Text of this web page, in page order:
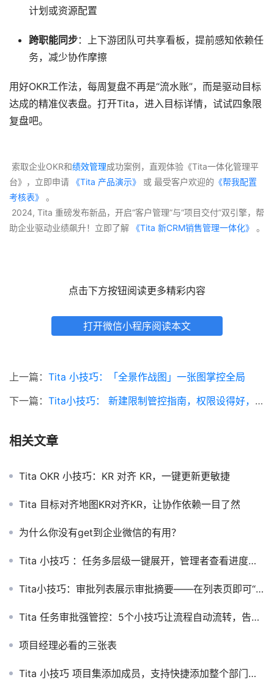
计划或资源配置
跨职能同步：上下游团队可共享看板，提前感知依赖任
务，减少协作摩擦
用好OKR工作法，每周复盘不再是“流水账”，而是驱动目标
达成的精准仪表盘。打开Tita，进入目标详情，试试四象限
复盘吧。
索取企业OKR和绩效管理成功案例，直观体验《Tita一体化管理平
台》，立即申请 《Tita 产品演示》 或 最受客户欢迎的 《帮我配置
考核表》
。
助企业驱动业绩飙升！立即了解 《Tita 新CRM销售管理一体化》 。
点击下方按钮阅读更多精彩内容
打开微信小程序阅读本文
上一篇： Tita 小技巧：「全景作战图」一张图掌控全局
下一篇： Tita小技巧： 新建限制管控指南，权限设得好，OKR不乱套
相关文章
Tita OKR 小技巧：KR 对齐 KR，一键更新更敏捷
Tita 目标对齐地图KR对齐KR，让协作依赖一目了然
为什么你没有get到企业微信的有用？
Tita 小技巧 ：任务多层级一键展开，管理者查看进度的神器
Tita小技巧：审批列表展示审批摘要——在列表页即可“心中有数”
Tita 任务审批强管控：5个小技巧让流程自动流转，告别人工催促
项目经理必看的三张表
Tita 小技巧 项目集添加成员，支持快捷添加整个部门成员